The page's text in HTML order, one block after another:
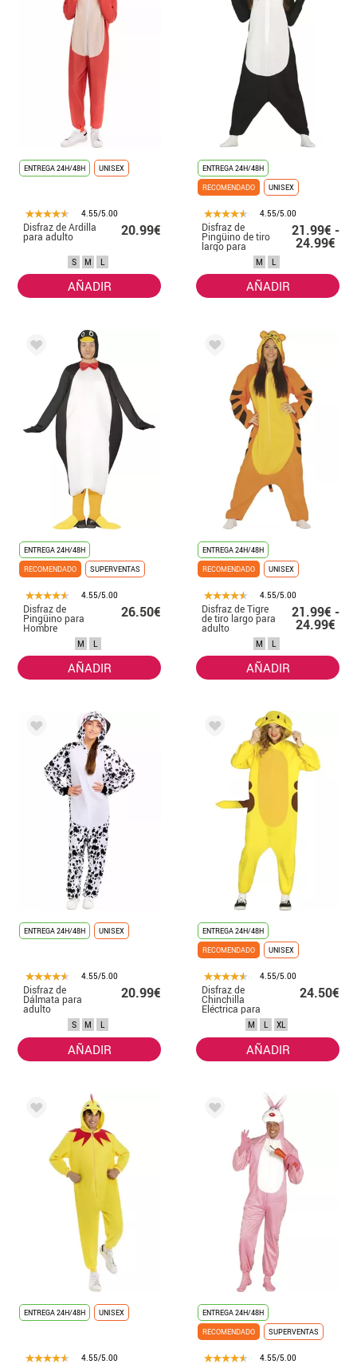
ENTREGA 24H/48H UNISEX
4.55/5.00
Disfraz de Ardilla
para adulto 20.99€
S M L
AÑADIR
ENTREGA 24H/48H
RECOMENDADO
UNISEX
4.55/5.00
Disfraz de
Pingüino de tiro
largo para
adultos
21.99€ -
24.99€
M L
AÑADIR
ENTREGA 24H/48H
RECOMENDADO
SUPERVENTAS
4.55/5.00
Disfraz de
Pingüino para
Hombre
26.50€
M L
AÑADIR
ENTREGA 24H/48H
RECOMENDADO
UNISEX
4.55/5.00
Disfraz de Tigre
de tiro largo para
adulto
21.99€ -
24.99€
M L
AÑADIR
ENTREGA 24H/48H UNISEX
4.55/5.00
Disfraz de
Dálmata para
adulto
20.99€
S M L
AÑADIR
ENTREGA 24H/48H
RECOMENDADO
UNISEX
4.55/5.00
Disfraz de
Chinchilla
Eléctrica para
24.50€
M L XL
AÑADIR
ENTREGA 24H/48H UNISEX
4.55/5.00
ENTREGA 24H/48H
RECOMENDADO
SUPERVENTAS
4.55/5.00